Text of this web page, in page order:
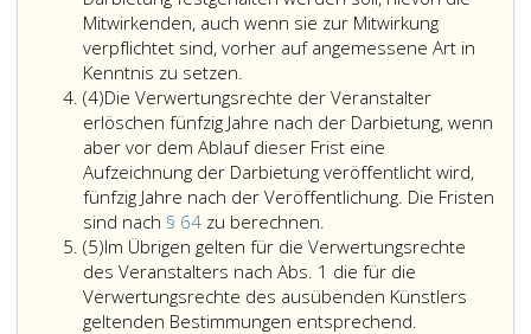
Mitwirkenden, auch wenn sie zur Mitwirkung
verpflichtet sind, vorher auf angemessene Art in
Kenntnis zu setzen.
(4)Absatz
4
Die Verwertungsrechte der Veranstalter
erlöschen fünfzig Jahre nach der Darbietung, wenn
aber vor dem Ablauf dieser Frist eine
Aufzeichnung der Darbietung veröffentlicht wird,
fünfzig Jahre nach der Veröffentlichung. Die Fristen
sind nach § 64 zu berechnen.
Verwertungsrechte
der
Veranstalter
erlöschen
(5)Absatz
5
Im Übrigen gelten für die Verwertungsrechte
des Veranstalters nach Abs. 1 die für die
Verwertungsrechte des ausübenden Künstlers
geltenden Bestimmungen entsprechend.